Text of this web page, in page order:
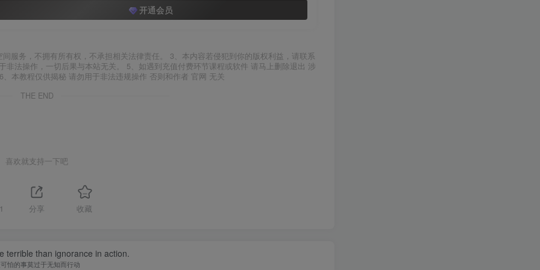
开通会员
服务，不拥有所有权，不承担相关法律责任。 3、本内容若侵犯到你的版权利益，请联系
法操作，一切后果与本站无关。 5、如遇到充值付费环节课程或软件 请马上删除退出 涉
本教程仅供揭秘 请勿用于非法违规操作 否则和作者 官网 无关
THE END
喜欢就支持一下吧
分享 收藏
terrible than ignorance in action.
怕的事莫过于无知而行动